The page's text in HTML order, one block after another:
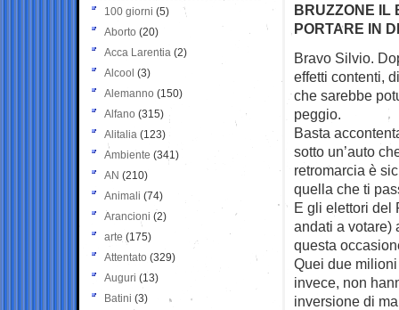
BRUZZONE IL
PORTARE IN
Bravo Silvio.
effetti contenti,
che sarebbe
peggio.
Basta
sotto un’auto
retromarcia è
quella che ti
E gli elettori del
andati a votare)
questa
Quei due milioni
invece, non
inversione di
100 giorni (5)
Aborto (20)
Acca Larentia (2)
Alcool (3)
Alemanno (150)
Alfano (315)
Alitalia (123)
Ambiente (341)
AN (210)
Animali (74)
Arancioni (2)
arte (175)
Attentato (329)
Auguri (13)
Batini (3)